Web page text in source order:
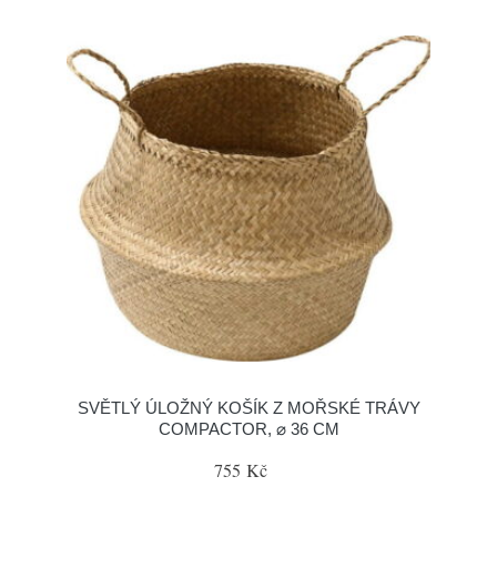
SVĚTLÝ ÚLOŽNÝ KOŠÍK Z MOŘSKÉ TRÁVY
COMPACTOR, ⌀ 36 CM
755 Kč